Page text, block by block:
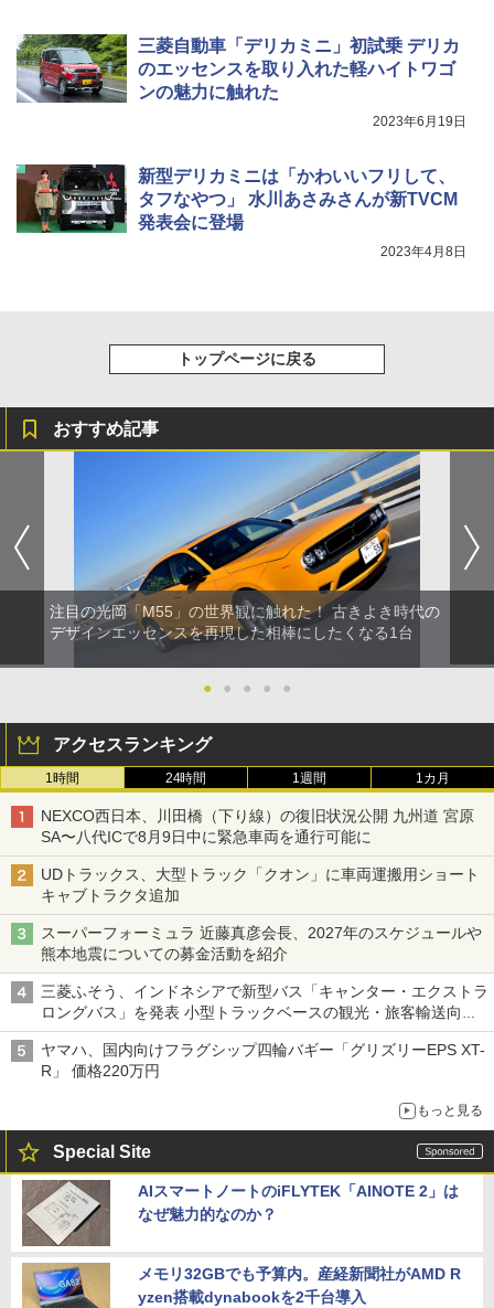
三菱自動車「デリカミニ」初試乗 デリカ
のエッセンスを取り入れた軽ハイトワゴ
ンの魅力に触れた
2023年6月19日
新型デリカミニは「かわいいフリして、
タフなやつ」 水川あさみさんが新TVCM
発表会に登場
2023年4月8日
トップページに戻る
おすすめ記事
注目の光岡「M55」の世界観に触れた！ 古きよき時代の
デザインエッセンスを再現した相棒にしたくなる1台
● ● ● ● ●
アクセスランキング
1時間 24時間 1週間 1カ月
NEXCO西日本、川田橋（下り線）の復旧状況公開 九州道 宮原
SA〜八代ICで8月9日中に緊急車両を通行可能に
UDトラックス、大型トラック「クオン」に車両運搬用ショート
キャブトラクタ追加
スーパーフォーミュラ 近藤真彦会長、2027年のスケジュールや
熊本地震についての募金活動を紹介
三菱ふそう、インドネシアで新型バス「キャンター・エクストラ
ロングバス」を発表 小型トラックベースの観光・旅客輸送向け
バス
ヤマハ、国内向けフラグシップ四輪バギー「グリズリーEPS XT-
R」 価格220万円
もっと見る
Special Site
AIスマートノートのiFLYTEK「AINOTE 2」は
なぜ魅力的なのか？
メモリ32GBでも予算内。産経新聞社がAMD R
yzen搭載dynabookを2千台導入